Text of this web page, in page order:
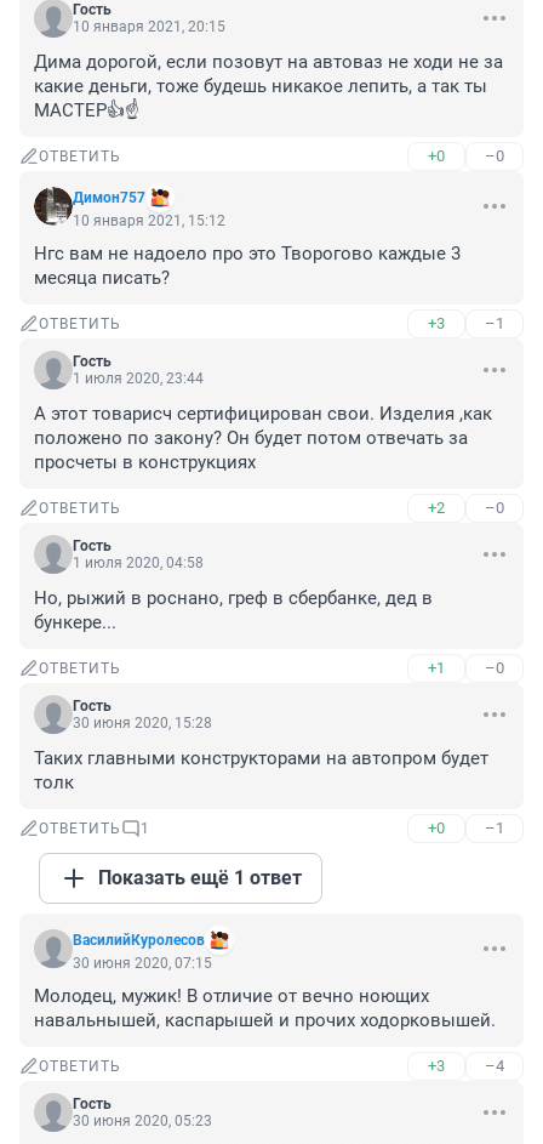
Гость
10 января 2021, 20:15
Дима дорогой, если позовут на автоваз не ходи не за
какие деньги, тоже будешь никакое лепить, а так ты
МАСТЕР👍☝
ОТВЕТИТЬ +0 –0
Димон757
10 января 2021, 15:12
Нгс вам не надоело про это Творогово каждые 3
месяца писать?
ОТВЕТИТЬ +3 –1
Гость
1 июля 2020, 23:44
А этот товарисч сертифицирован свои. Изделия ,как
положено по закону? Он будет потом отвечать за
просчеты в конструкциях
ОТВЕТИТЬ +2 –0
Гость
1 июля 2020, 04:58
Но, рыжий в роснано, греф в сбербанке, дед в
бункере...
ОТВЕТИТЬ +1 –0
Гость
30 июня 2020, 15:28
Таких главными конструкторами на автопром будет
толк
ОТВЕТИТЬ 1 +0 –1
Показать ещё 1 ответ
ВасилийКуролесов
30 июня 2020, 07:15
Молодец, мужик! В отличие от вечно ноющих
навальнышей, каспарышей и прочих ходорковышей.
ОТВЕТИТЬ +3 –4
Гость
30 июня 2020, 05:23